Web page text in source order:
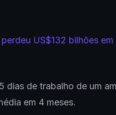
US$132 bilhões
dias de trabalho de um
em 4 meses.